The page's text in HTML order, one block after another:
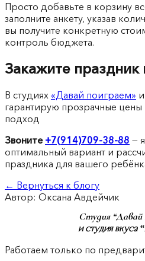
Просто добавьте в корзину
заполните анкету, указав
вы получите конкретную
контроль бюджета.
Закажите праздник
В студиях «Давай поиграем» и
гарантирую прозрачные
подход
Звоните +7(914)709-38-88 —
оптимальный вариант и
праздника для вашего
← Вернуться к блогу
Автор: Оксана Авдейчик
Студия “Давай
и студия вкуса
Работаем только по